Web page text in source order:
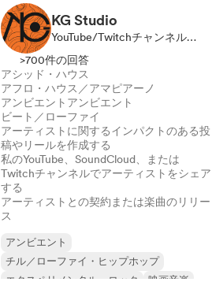
KG Studio
YouTube/Twitchチャンネル, レーベル, ソーシャルメディアインフルエンサー
>700件の回答
アシッド・ハウス
アフロ・ハウス／アマピアーノ
アンビエント アンビエント
ビート／ローファイ
アーティストに関するインパクトのある投
稿やリールを作成する
私のYouTube、SoundCloud、または
Twitchチャンネルでアーティストをシェア
する
アーティストとの契約または楽曲のリリー
ス
アンビエント
チル／ローファイ・ヒップホップ
エクスペリメンタル・ロック
映画音楽